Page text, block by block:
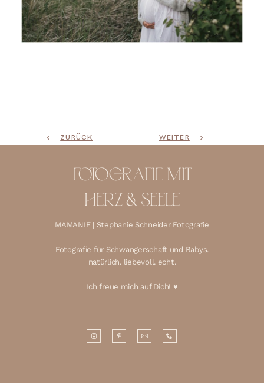
ZURÜCK WEITER
FOTOGRAFIE MIT
HERZ & SEELE
MAMANIE | Stephanie Schneider Fotografie
Fotografie für Schwangerschaft und Babys.
natürlich. liebevoll. echt.
Ich freue mich auf Dich! ♥